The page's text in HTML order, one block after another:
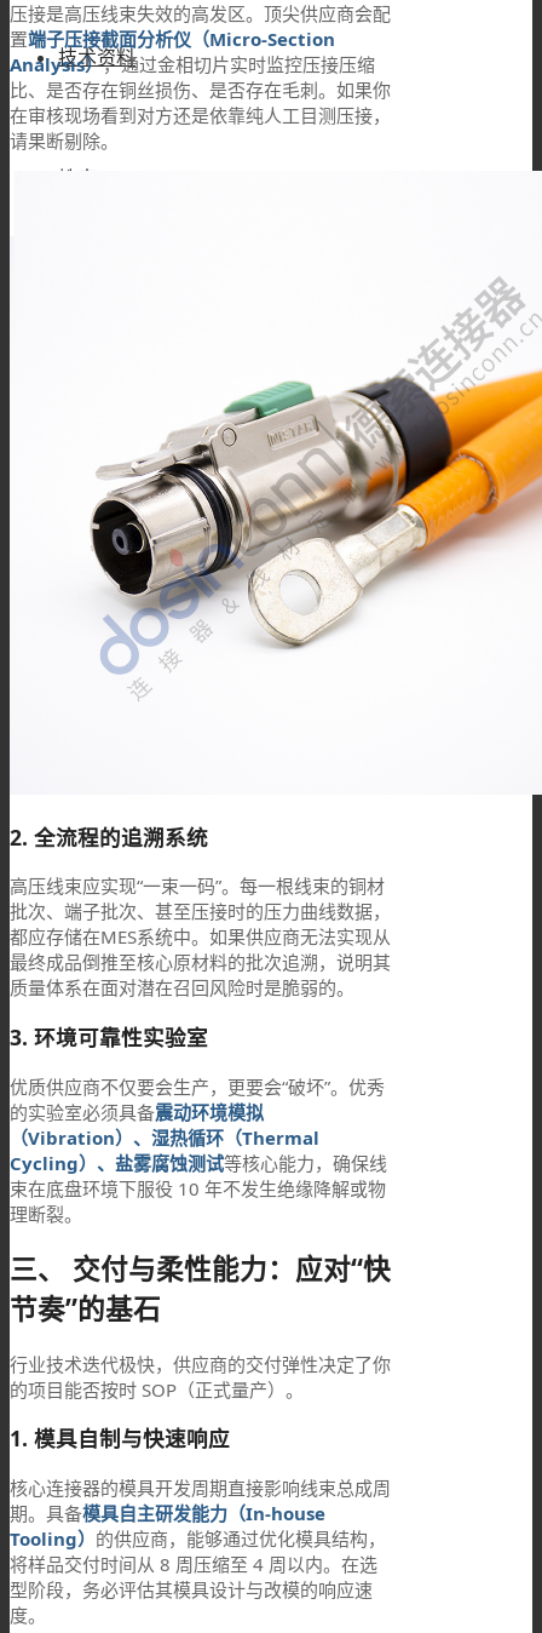
技术资料
搜索
压接是高压线束失效的高发区。顶尖供应商会配
置端子压接截面分析仪（Micro-Section
Analysis），通过金相切片实时监控压接压缩
比、是否存在铜丝损伤、是否存在毛刺。如果你
在审核现场看到对方还是依靠纯人工目测压接，
请果断剔除。
2. 全流程的追溯系统
高压线束应实现“一束一码”。每一根线束的铜材
批次、端子批次、甚至压接时的压力曲线数据，
都应存储在MES系统中。如果供应商无法实现从
最终成品倒推至核心原材料的批次追溯，说明其
质量体系在面对潜在召回风险时是脆弱的。
3. 环境可靠性实验室
优质供应商不仅要会生产，更要会“破坏”。优秀
的实验室必须具备震动环境模拟
（Vibration）、湿热循环（Thermal
Cycling）、盐雾腐蚀测试等核心能力，确保线
束在底盘环境下服役 10 年不发生绝缘降解或物
理断裂。
三、 交付与柔性能力：应对“快
节奏”的基石
行业技术迭代极快，供应商的交付弹性决定了你
的项目能否按时 SOP（正式量产）。
1. 模具自制与快速响应
核心连接器的模具开发周期直接影响线束总成周
期。具备模具自主研发能力（In-house
Tooling） 的供应商，能够通过优化模具结构，
将样品交付时间从 8 周压缩至 4 周以内。在选
型阶段，务必评估其模具设计与改模的响应速
度。